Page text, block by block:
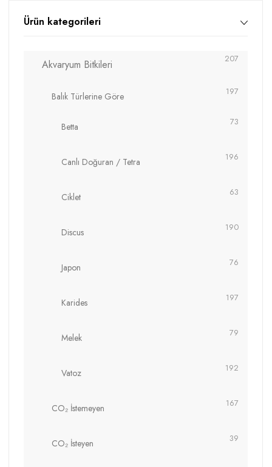
Ürün kategorileri
Akvaryum Bitkileri 207
Balık Türlerine Göre 197
Betta 73
Canlı Doğuran / Tetra 196
Ciklet 63
Discus 190
Japon 76
Karides 197
Melek 79
Vatoz 192
CO₂ İstemeyen 167
CO₂ İsteyen 39